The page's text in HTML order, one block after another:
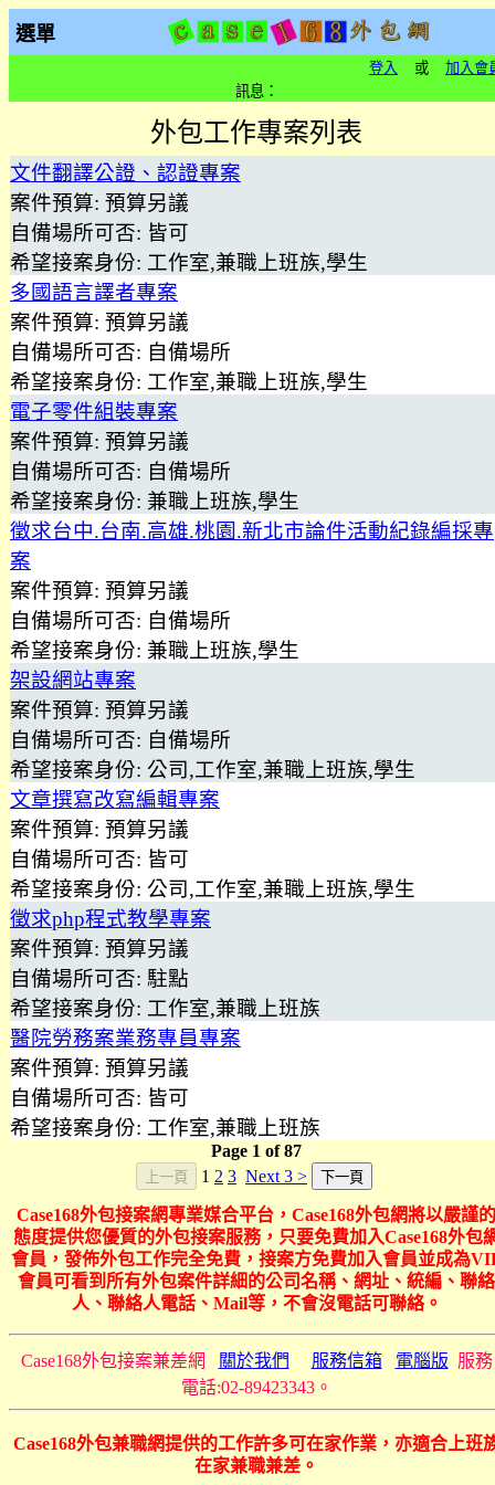
選單
登入 或 加入會
訊息：
外包工作專案列表
文件翻譯公證、認證專案
案件預算: 預算另議
自備場所可否: 皆可
希望接案身份: 工作室,兼職上班族,學生
多國語言譯者專案
案件預算: 預算另議
自備場所可否: 自備場所
希望接案身份: 工作室,兼職上班族,學生
電子零件組裝專案
案件預算: 預算另議
自備場所可否: 自備場所
希望接案身份: 兼職上班族,學生
徵求台中.台南.高雄.桃園.新北市論件活動紀錄編採專
案
案件預算: 預算另議
自備場所可否: 自備場所
希望接案身份: 兼職上班族,學生
架設網站專案
案件預算: 預算另議
自備場所可否: 自備場所
希望接案身份: 公司,工作室,兼職上班族,學生
文章撰寫改寫編輯專案
案件預算: 預算另議
自備場所可否: 皆可
希望接案身份: 公司,工作室,兼職上班族,學生
徵求php程式教學專案
案件預算: 預算另議
自備場所可否: 駐點
希望接案身份: 工作室,兼職上班族
醫院勞務案業務專員專案
案件預算: 預算另議
自備場所可否: 皆可
希望接案身份: 工作室,兼職上班族
Page 1 of87
1 2 3 Next 3 >
Case168外包接案網專業媒合平台，Case168外包網將以嚴謹的
態度提供您優質的外包接案服務，只要免費加入Case168外包
會員，發佈外包工作完全免費，接案方免費加入會員並成為
會員可看到所有外包案件詳細的公司名稱、網址、統編、聯絡
人、聯絡人電話、Mail等，不會沒電話可聯絡。
Case168外包接案兼差網 關於我們 服務信箱 電腦版 服務
電話:02-89423343。
Case168外包兼職網提供的工作許多可在家作業，亦適合上班
在家兼職兼差。